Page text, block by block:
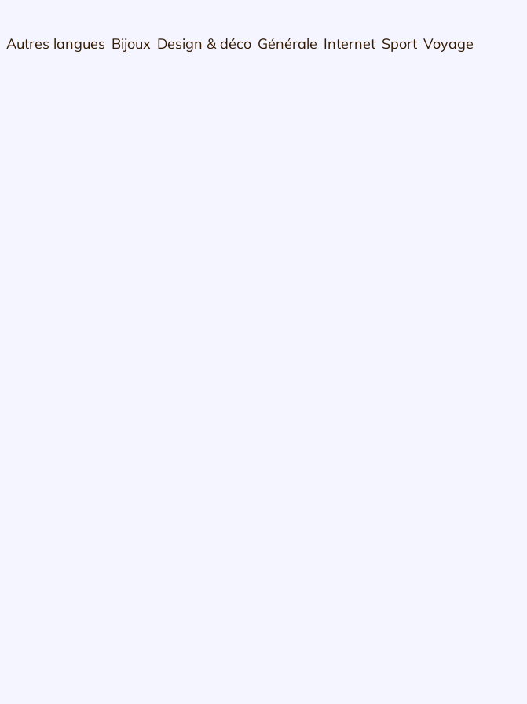
Autres langues Bijoux Design & déco Générale Internet Sport Voyage